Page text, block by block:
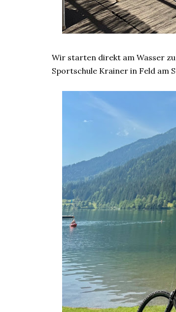
Wir starten direkt am Wasser
Sportschule Krainer in Feld am